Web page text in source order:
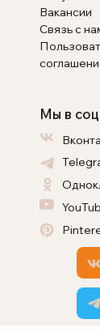
Вакансии
Связь с
Мы в